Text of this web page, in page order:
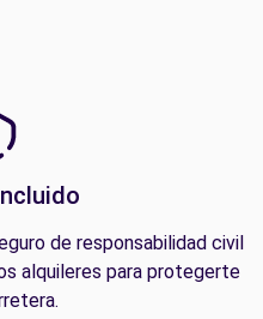
de responsabilidad civil
alquileres para protegerte